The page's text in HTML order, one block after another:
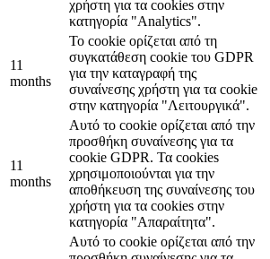
χρήστη για τα cookies στην
κατηγορία "Analytics".
11
months
Το cookie ορίζεται από τη
συγκατάθεση cookie του GDPR
για την καταγραφή της
συναίνεσης χρήστη για τα cookie
στην κατηγορία "Λειτουργικά".
11
months
Αυτό το cookie ορίζεται από την
προσθήκη συναίνεσης για τα
cookie GDPR. Τα cookies
χρησιμοποιούνται για την
αποθήκευση της συναίνεσης του
χρήστη για τα cookies στην
κατηγορία "Απαραίτητα".
Αυτό το cookie ορίζεται από την